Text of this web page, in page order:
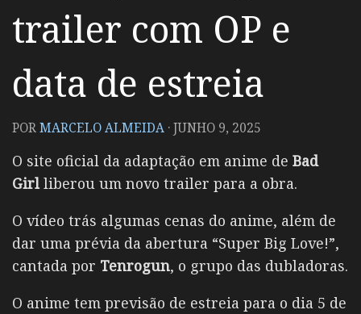
trailer com OP e
data de estreia
PORMARCELO ALMEIDA ·JUNHO 9, 2025
O site oficial da adaptação em anime de Bad
Girlliberou um novo trailer para a obra.
O vídeo trás algumas cenas do anime, além de
dar uma prévia da abertura “Super Big Love!”,
cantada por Tenrogun, o grupo das dubladoras.
O anime tem previsão de estreia para o dia 5 de